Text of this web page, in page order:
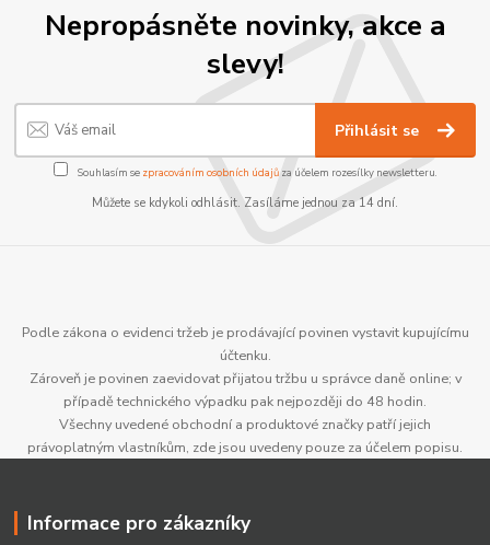
Nepropásněte novinky, akce a
slevy!
Přihlásit se
Souhlasím se zpracováním osobních údajůza účelem rozesílky newsletteru.
Můžete se kdykoli odhlásit. Zasíláme jednou za 14 dní.
Podle zákona o evidenci tržeb je prodávající povinen vystavit kupujícímu
účtenku.
Zároveň je povinen zaevidovat přijatou tržbu u správce daně online; v
případě technického výpadku pak nejpozději do 48 hodin.
Všechny uvedené obchodní a produktové značky patří jejich
právoplatným vlastníkům, zde jsou uvedeny pouze za účelem popisu.
Informace pro zákazníky